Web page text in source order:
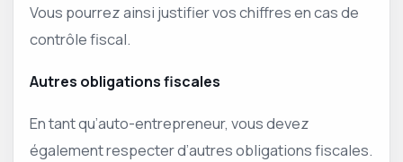
Vous pourrez ainsi justifier vos chiffres en cas de
contrôle fiscal.
Autres obligations fiscales
En tant qu’auto-entrepreneur, vous devez
également respecter d’autres obligations fiscales.